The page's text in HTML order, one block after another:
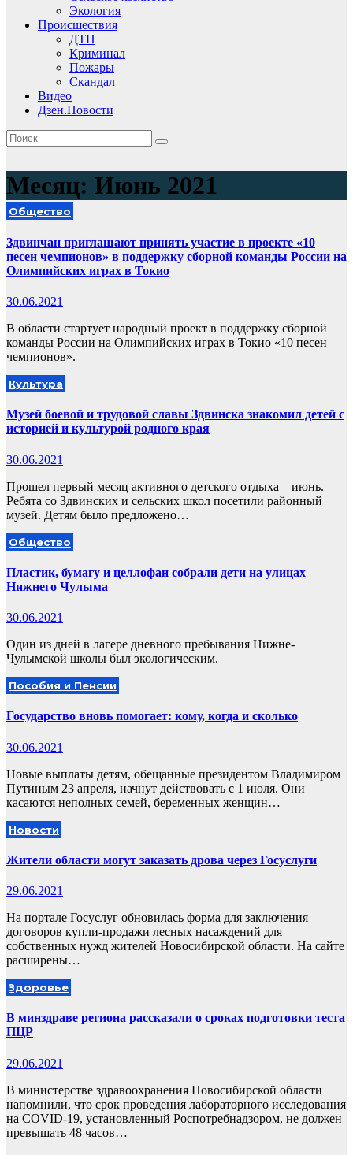
Экология
Происшествия
ДТП
Криминал
Пожары
Скандал
Видео
Дзен.Новости
Месяц: Июнь 2021
Общество
Здвинчан приглашают принять участие в проекте «10
песен чемпионов» в поддержку сборной команды России на
Олимпийских играх в Токио
30.06.2021
В области стартует народный проект в поддержку сборной
команды России на Олимпийских играх в Токио «10 песен
чемпионов».
Культура
Музей боевой и трудовой славы Здвинска знакомил детей с
историей и культурой родного края
30.06.2021
Прошел первый месяц активного детского отдыха – июнь.
Ребята со Здвинских и сельских школ посетили районный
музей. Детям было предложено…
Общество
Пластик, бумагу и целлофан собрали дети на улицах
Нижнего Чулыма
30.06.2021
Один из дней в лагере дневного пребывания Нижне-
Чулымской школы был экологическим.
Пособия и Пенсии
Государство вновь помогает: кому, когда и сколько
30.06.2021
Новые выплаты детям, обещанные президентом Владимиром
Путиным 23 апреля, начнут действовать с 1 июля. Они
касаются неполных семей, беременных женщин…
Новости
Жители области могут заказать дрова через Госуслуги
29.06.2021
На портале Госуслуг обновилась форма для заключения
договоров купли-продажи лесных насаждений для
собственных нужд жителей Новосибирской области. На сайте
расширены…
Здоровье
В минздраве региона рассказали о сроках подготовки теста
ПЦР
29.06.2021
В министерстве здравоохранения Новосибирской области
напомнили, что срок проведения лабораторного исследования
на COVID-19, установленный Роспотребнадзором, не должен
превышать 48 часов…